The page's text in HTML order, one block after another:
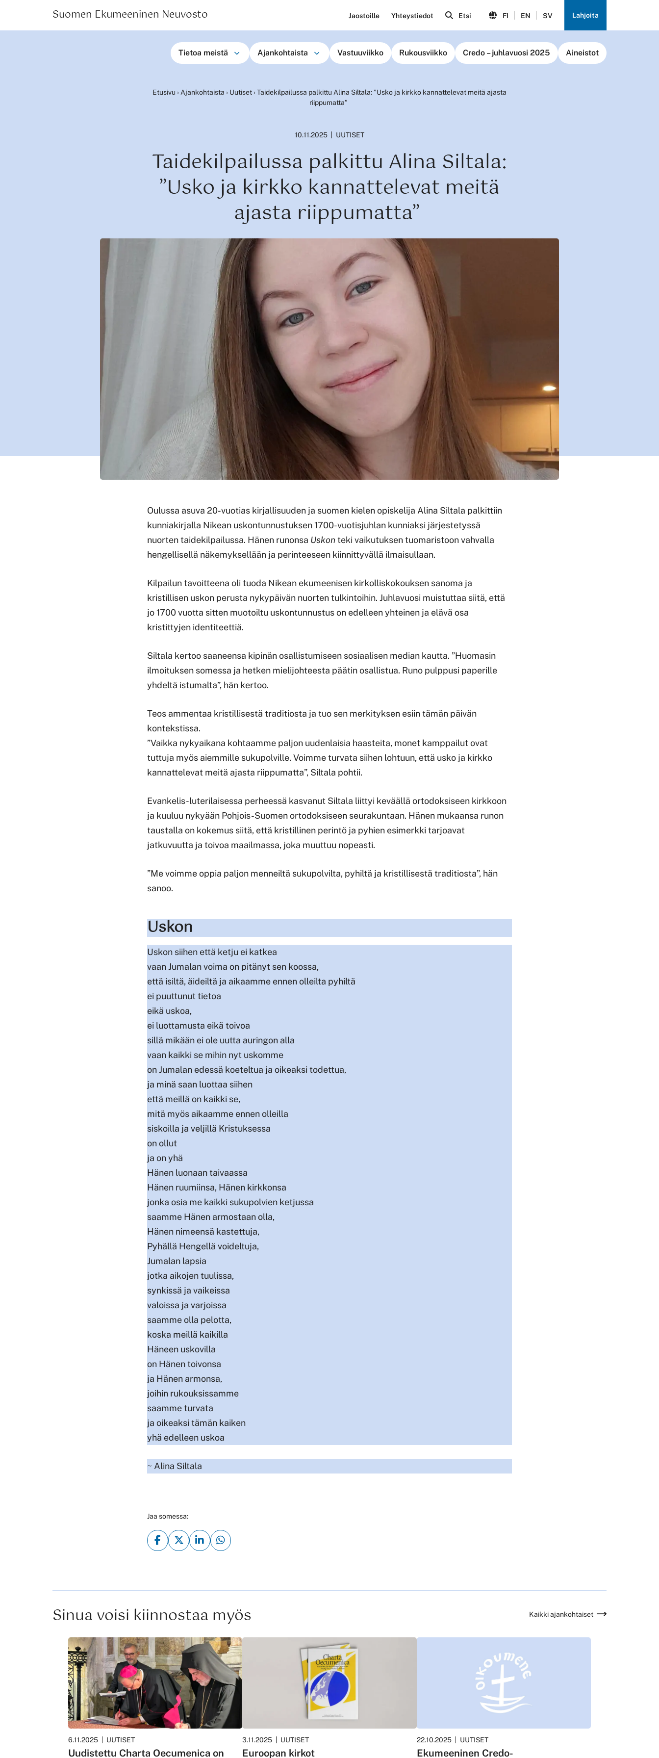
Suomen Ekumeeninen Neuvosto Jaostoille Yhteystiedot Etsi FI EN SV Lahjoita
Tietoa meistä Ajankohtaista Vastuuviikko Rukousviikko Credo – juhlavuosi 2025 Aineistot
Etusivu › Ajankohtaista › Uutiset›Taidekilpailussa palkittu Alina Siltala: ”Usko ja kirkko kannattelevat meitä ajasta
riippumatta”
10.11.2025 UUTISET
Taidekilpailussa palkittu Alina Siltala:
”Usko ja kirkko kannattelevat meitä
ajasta riippumatta”
Oulussa asuva 20-vuotias kirjallisuuden ja suomen kielen opiskelija Alina Siltala palkittiin
kunniakirjalla Nikean uskontunnustuksen 1700-vuotisjuhlan kunniaksi järjestetyssä
nuorten taidekilpailussa. Hänen runonsa Uskon teki vaikutuksen tuomaristoon vahvalla
hengellisellä näkemyksellään ja perinteeseen kiinnittyvällä ilmaisullaan.
Kilpailun tavoitteena oli tuoda Nikean ekumeenisen kirkolliskokouksen sanoma ja
kristillisen uskon perusta nykypäivän nuorten tulkintoihin. Juhlavuosi muistuttaa siitä, että
jo 1700 vuotta sitten muotoiltu uskontunnustus on edelleen yhteinen ja elävä osa
kristittyjen identiteettiä.
Siltala kertoo saaneensa kipinän osallistumiseen sosiaalisen median kautta. ”Huomasin
ilmoituksen somessa ja hetken mielijohteesta päätin osallistua. Runo pulppusi paperille
yhdeltä istumalta”, hän kertoo.
Teos ammentaa kristillisestä traditiosta ja tuo sen merkityksen esiin tämän päivän
kontekstissa.
”Vaikka nykyaikana kohtaamme paljon uudenlaisia haasteita, monet kamppailut ovat
tuttuja myös aiemmille sukupolville. Voimme turvata siihen lohtuun, että usko ja kirkko
kannattelevat meitä ajasta riippumatta”, Siltala pohtii.
Evankelis-luterilaisessa perheessä kasvanut Siltala liittyi keväällä ortodoksiseen kirkkoon
ja kuuluu nykyään Pohjois-Suomen ortodoksiseen seurakuntaan. Hänen mukaansa runon
taustalla on kokemus siitä, että kristillinen perintö ja pyhien esimerkki tarjoavat
jatkuvuutta ja toivoa maailmassa, joka muuttuu nopeasti.
”Me voimme oppia paljon menneiltä sukupolvilta, pyhiltä ja kristillisestä traditiosta”, hän
sanoo.
Uskon
Uskon siihen että ketju ei katkea
vaan Jumalan voima on pitänyt sen koossa,
että isiltä, äideiltä ja aikaamme ennen olleilta pyhiltä
ei puuttunut tietoa
eikä uskoa,
ei luottamusta eikä toivoa
sillä mikään ei ole uutta auringon alla
vaan kaikki se mihin nyt uskomme
on Jumalan edessä koeteltua ja oikeaksi todettua,
ja minä saan luottaa siihen
että meillä on kaikki se,
mitä myös aikaamme ennen olleilla
siskoilla ja veljillä Kristuksessa
on ollut
ja on yhä
Hänen luonaan taivaassa
Hänen ruumiinsa, Hänen kirkkonsa
jonka osia me kaikki sukupolvien ketjussa
saamme Hänen armostaan olla,
Hänen nimeensä kastettuja,
Pyhällä Hengellä voideltuja,
Jumalan lapsia
jotka aikojen tuulissa,
synkissä ja vaikeissa
valoissa ja varjoissa
saamme olla pelotta,
koska meillä kaikilla
Häneen uskovilla
on Hänen toivonsa
ja Hänen armonsa,
joihin rukouksissamme
saamme turvata
ja oikeaksi tämän kaiken
yhä edelleen uskoa
~ Alina Siltala
Jaa somessa:
Sinua voisi kiinnostaa myös Kaikki ajankohtaiset
6.11.2025 UUTISET
Uudistettu Charta Oecumenica on
3.11.2025 UUTISET
Euroopan kirkot
22.10.2025 UUTISET
Ekumeeninen Credo-